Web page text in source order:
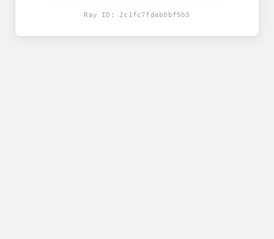
Ray ID: 2c1fc7fdeb0bf5b3